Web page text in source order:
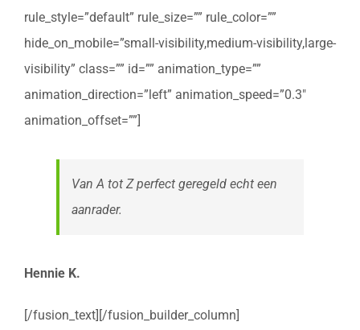
rule_style=”default” rule_size=”” rule_color=””
hide_on_mobile=”small-visibility,medium-visibility,large-
visibility” class=”” id=”” animation_type=””
animation_direction=”left” animation_speed=”0.3″
animation_offset=””]
Van A tot Z perfect geregeld echt een
aanrader.
Hennie K.
[/fusion_text][/fusion_builder_column]